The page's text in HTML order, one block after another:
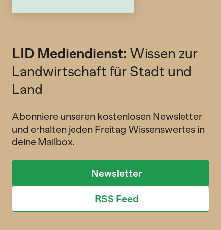
LID Mediendienst: Wissen zur
Landwirtschaft für Stadt und
Land
Abonniere unseren kostenlosen Newsletter
und erhalten jeden Freitag Wissenswertes in
deine Mailbox.
Newsletter
RSS Feed